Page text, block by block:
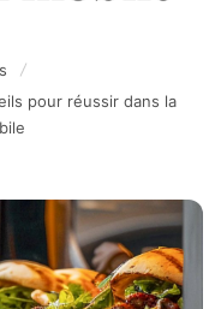
pour réussir dans la